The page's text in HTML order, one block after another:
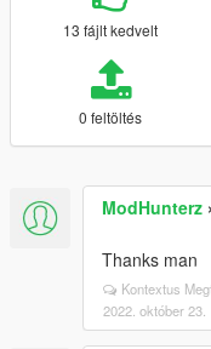
13 fájlt kedvelt
0 feltöltés
ModHunterz
Thanks man
Kontextus
2022. október 23.